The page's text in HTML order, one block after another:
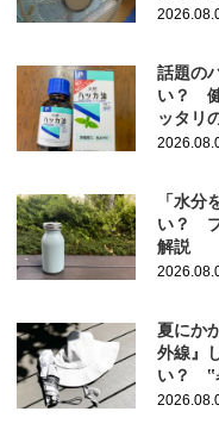
話題の
い？
ッタリ
「水分
い？ プ
解説
夏にか
外線』
い？ ‟